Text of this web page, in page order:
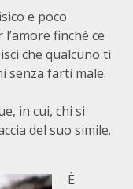
e poco
finchè ce
che qualcuno ti
senza farti male.
in cui, chi si
del suo simile.
È